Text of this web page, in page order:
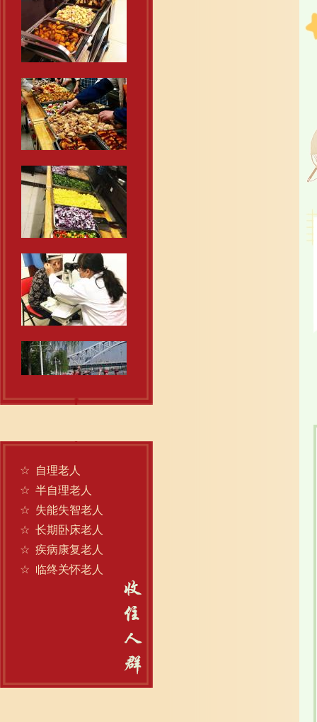
☆
自理老人
☆ 半自理老人
☆ 失能失智老人
☆ 长期卧床老人
☆ 疾病康复老人
☆ 临终关怀老人